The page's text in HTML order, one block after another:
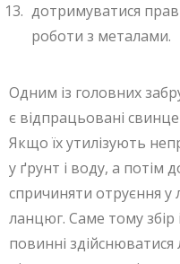
дотримуватися
роботи з металами.
Одним із головних
є відпрацьовані
Якщо їх утилізують
у ґрунт і воду, а потім
спричиняти отруєння
ланцюг. Саме тому збір
повинні